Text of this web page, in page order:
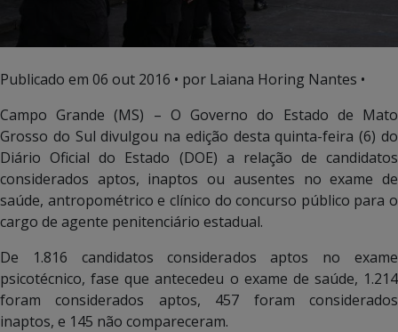
Publicado em 06 out 2016 • por Laiana Horing Nantes •
Campo Grande (MS) – O Governo do Estado de Mato
Grosso do Sul divulgou na edição desta quinta-feira (6) do
Diário Oficial do Estado (DOE) a relação de candidatos
considerados aptos, inaptos ou ausentes no exame de
saúde, antropométrico e clínico do concurso público para o
cargo de agente penitenciário estadual.
De 1.816 candidatos considerados aptos no exame
psicotécnico, fase que antecedeu o exame de saúde, 1.214
foram considerados aptos, 457 foram considerados
inaptos, e 145 não compareceram.